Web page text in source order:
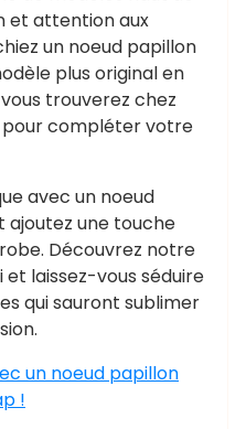
et attention aux
un noeud papillon
plus original en
trouverez chez
pour compléter votre
avec un noeud
ajoutez une touche
Découvrez notre
et laissez-vous séduire
qui sauront sublimer
un noeud papillon
!